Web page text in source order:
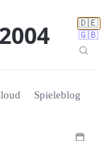
🇩🇪
🇬🇧
Spieleblog